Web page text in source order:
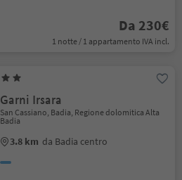
Da 230€
1 notte / 1 appartamento IVA incl.
Garni Irsara
San Cassiano, Badia, Regione dolomitica Alta
Badia
3.8 km da Badia centro